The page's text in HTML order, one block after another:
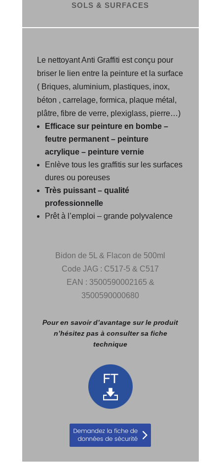
SOLS & SURFACES
Le nettoyant Anti Graffiti est conçu pour
briser le lien entre la peinture et la surface
( Briques, aluminium, plastiques, inox,
béton , carrelage, formica, plaque métal,
plâtre, fibre de verre, plexiglass, pierre…)
Efficace sur peinture en bombe –
feutre permanent – peinture
acrylique – peinture vernie
Enlève tous les graffitis sur les surfaces
dures ou poreuses
Très puissant – qualité
professionnelle
Prêt à l’emploi – grande polyvalence
Bidon de 5L & Flacon de 500ml
Code JAG : C517-5 & C517
EAN : 3500590002165 &
3500590000680
Pour en savoir d’avantage sur le produit
n’hésitez pas à consulter sa fiche
technique